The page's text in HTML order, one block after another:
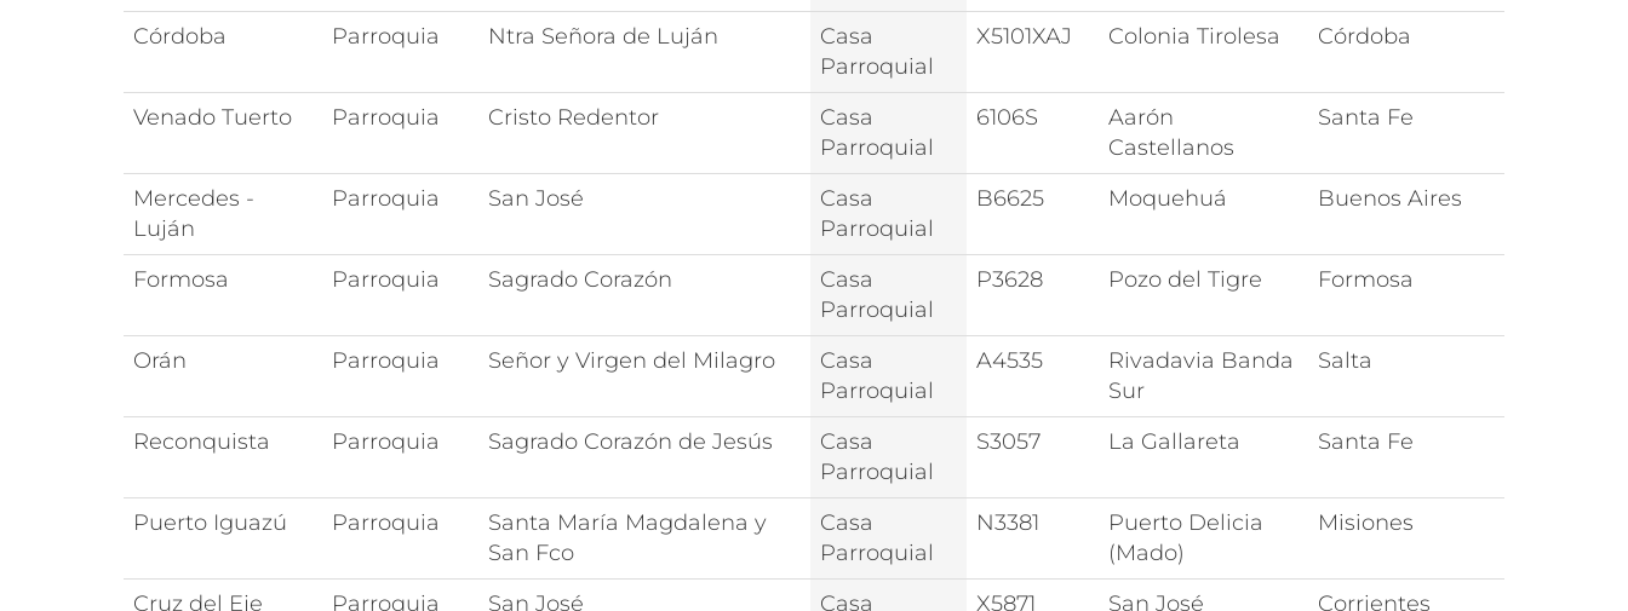
Córdoba
Parroquia Ntra Señora de Luján
Casa
Parroquial
X5101XAJ Colonia Tirolesa Córdoba
Venado Tuerto Parroquia Cristo Redentor
Casa
Parroquial
6106S
Aarón
Castellanos
Santa Fe
Mercedes -
Luján
Parroquia San José
Casa
Parroquial
B6625 Moquehuá Buenos Aires
Formosa Parroquia Sagrado Corazón
Casa
Parroquial
P3628 Pozo del Tigre Formosa
Orán Parroquia Señor y Virgen del Milagro
Casa
Parroquial
A4535
Rivadavia Banda
Sur
Salta
Reconquista Parroquia Sagrado Corazón de Jesús
Casa
Parroquial
S3057 La Gallareta Santa Fe
Puerto Iguazú Parroquia
Santa María Magdalena y
San Fco
Casa
Parroquial
N3381
Puerto Delicia
(Mado)
Misiones
Cruz del Eje Parroquia San José
Casa
X5871 San José Corrientes